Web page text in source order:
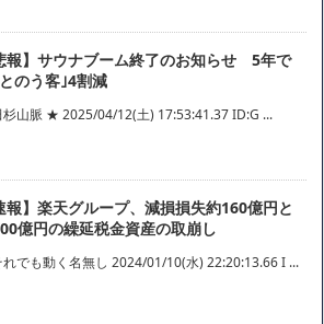
報】サウナブーム終了のお知らせ 5年で
のう客｣4割減
杉山脈 ★ 2025/04/12(土) 17:53:41.37 ID:G ...
報】楽天グループ、減損損失約160億円と
億円の繰延税金資産の取崩し
れでも動く名無し 2024/01/10(水) 22:20:13.66 I ...